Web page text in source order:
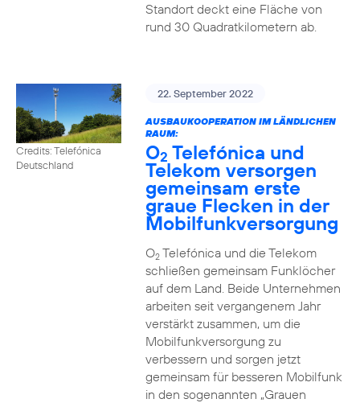
Standort deckt eine Fläche von
rund 30 Quadratkilometern ab.
Credits: Telefónica
Deutschland
22. September 2022
AUSBAUKOOPERATION IM LÄNDLICHEN
RAUM:
O2 Telefónica und
Telekom versorgen
gemeinsam erste
graue Flecken in der
Mobilfunkversorgung
O2Telefónica und die Telekom
schließen gemeinsam Funklöcher
auf dem Land. Beide Unternehmen
arbeiten seit vergangenem Jahr
verstärkt zusammen, um die
Mobilfunkversorgung zu
verbessern und sorgen jetzt
gemeinsam für besseren Mobilfunk
in den sogenannten „Grauen